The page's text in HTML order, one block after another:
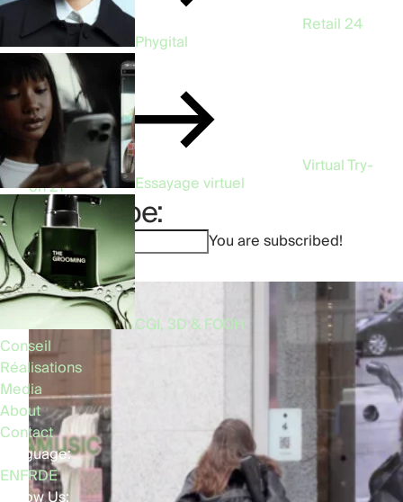
Phygital
Essayage virtuel
CGI, 3D & FOOH
Conseil
Réalisations
Media
About
Contact
Language:
ENFRDE
Retail24
Virtual Try-
on21
Subscribe:
You are subscribed!